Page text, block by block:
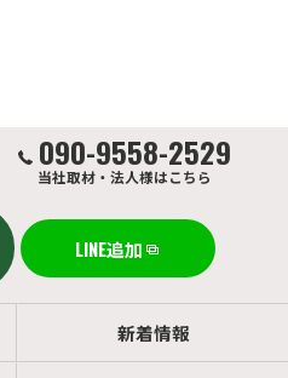
090-9558-2529
当社取材・法人様はこちら
LINE追加
新着情報